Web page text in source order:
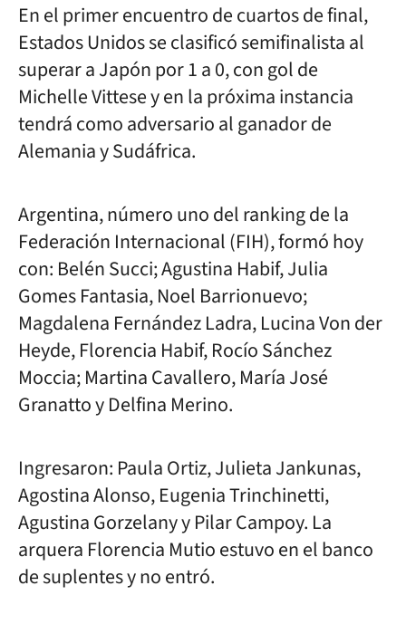
En el primer encuentro de cuartos de final,
Estados Unidos se clasificó semifinalista al
superar a Japón por 1 a 0, con gol de
Michelle Vittese y en la próxima instancia
tendrá como adversario al ganador de
Alemania y Sudáfrica.
Argentina, número uno del ranking de la
Federación Internacional (FIH), formó hoy
con: Belén Succi; Agustina Habif, Julia
Gomes Fantasia, Noel Barrionuevo;
Magdalena Fernández Ladra, Lucina Von der
Heyde, Florencia Habif, Rocío Sánchez
Moccia; Martina Cavallero, María José
Granatto y Delfina Merino.
Ingresaron: Paula Ortiz, Julieta Jankunas,
Agostina Alonso, Eugenia Trinchinetti,
Agustina Gorzelany y Pilar Campoy. La
arquera Florencia Mutio estuvo en el banco
de suplentes y no entró.